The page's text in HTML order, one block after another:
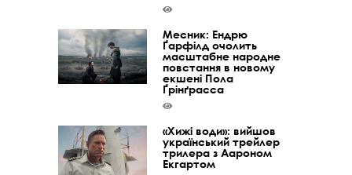
Месник: Ендрю
Ґарфілд очолить
масштабне народне
повстання в новому
екшені Пола
Ґрінґрасса
«Хижі води»: вийшов
український трейлер
трилера з Аароном
Екгартом